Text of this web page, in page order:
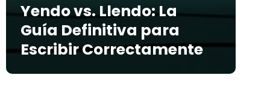
Yendo vs. Llendo: La
Guía Definitiva para
Escribir Correctamente